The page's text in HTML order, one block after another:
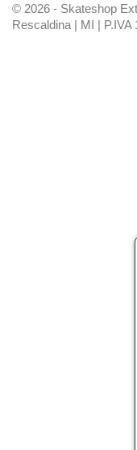
© 2026 - Skateshop
Rescaldina | MI | P.IVA